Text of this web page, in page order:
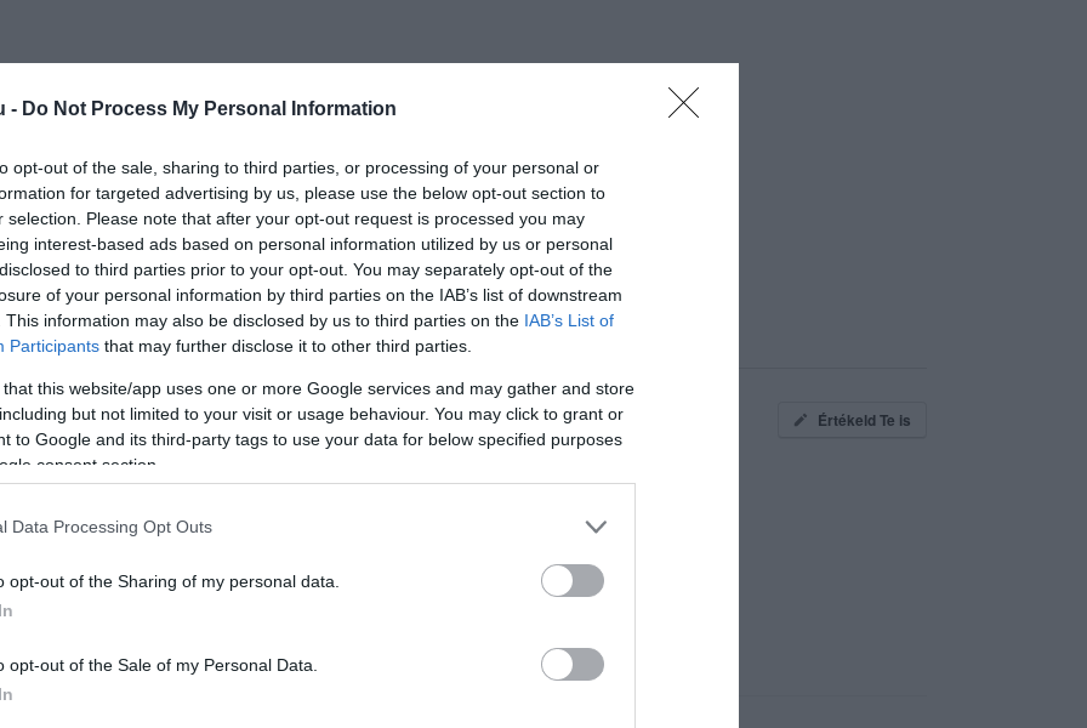
- Do Not Process My Personal Information
opt-out of the sale, sharing to third parties, or processing of your personal or
for targeted advertising by us, please use the below opt-out section to
selection. Please note that after your opt-out request is processed you may
interest-based ads based on personal information utilized by us or personal
to third parties prior to your opt-out. You may separately opt-out of the
of your personal information by third parties on the IAB’s list of downstream
This information may also be disclosed by us to third parties on the IAB’s List of
Participants that may further disclose it to other third parties.
that this website/app uses one or more Google services and may gather and store
but not limited to your visit or usage behaviour. You may click to grant or
to Google and its third-party tags to use your data for below specified purposes
consent section.
Data Processing Opt Outs
opt-out of the Sharing of my personal data.
opt-out of the Sale of my Personal Data.
Értékeld Te is